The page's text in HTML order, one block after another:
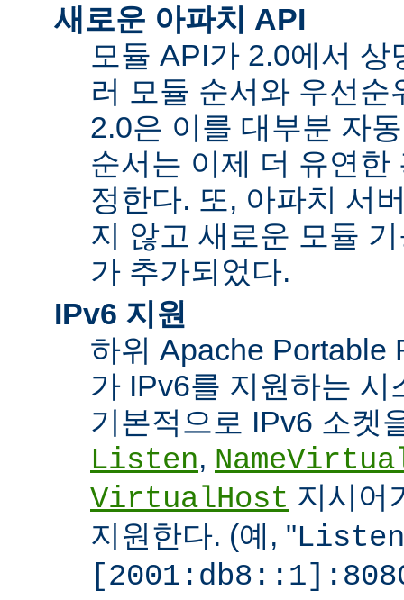
새로운 아파치 API
모듈 API가 2.0에서
러 모듈 순서와 우선
2.0은 이를 대부분 자
순서는 이제 더 유연한
정한다. 또, 아파치 서
지 않고 새로운 모듈
가 추가되었다.
IPv6 지원
하위 Apache Portable
가 IPv6를 지원하는 시
기본적으로 IPv6 소켓
Listen,
VirtualHost 지시어
지원한다. (예, "Listen